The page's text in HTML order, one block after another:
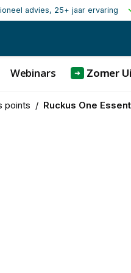
advies, 25+ jaar ervaring
Webinars ➜ Zomer
points / Ruckus One